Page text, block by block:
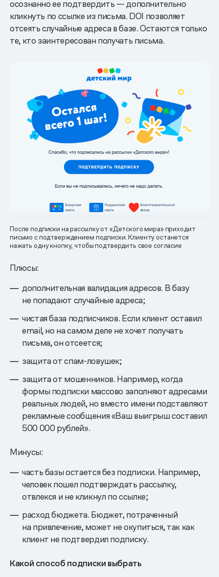
осознанно ее подтвердить — дополнительно
кликнуть по ссылке из письма. DOI позволяет
отсеять случайные адреса в базе. Остаются только
те, кто заинтересован получать письма.
После подписки на рассылку от «Детского мира» приходит
письмо с подтверждением подписки. Клиенту останется
нажать одну кнопку, чтобы подтвердить свое согласие
Плюсы:
дополнительная валидация адресов. В базу
не попадают случайные адреса;
чистая база подписчиков. Если клиент оставил
email, но на самом деле не хочет получать
письма, он отсеется;
защита от спам-ловушек;
защита от мошенников. Например, когда
формы подписки массово заполняют адресами
реальных людей, но вместо имени подставляют
рекламные сообщения «Ваш выигрыш составил
500 000 рублей».
Минусы:
часть базы остается без подписки. Например,
человек пошел подтверждать рассылку,
отвлекся и не кликнул по ссылке;
расход бюджета. Бюджет, потраченный
на привлечение, может не окупиться, так как
клиент не подтвердил подписку.
Какой способ подписки выбрать